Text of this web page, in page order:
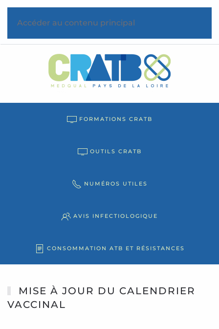
Accéder au contenu principal
FORMATIONS CRATB
OUTILS CRATB
NUMÉROS UTILES
AVIS INFECTIOLOGIQUE
CONSOMMATION ATB ET RÉSISTANCES
MISE À JOUR DU CALENDRIER
VACCINAL